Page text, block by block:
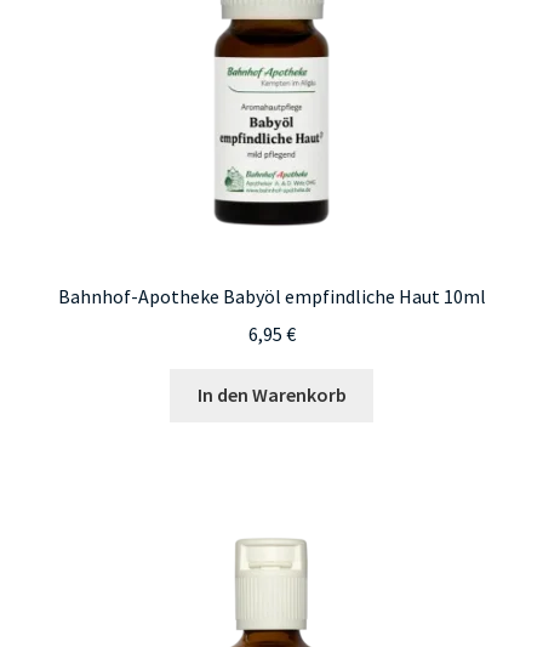
Bahnhof-Apotheke Babyöl empfindliche Haut 10ml
6,95 €
In den Warenkorb